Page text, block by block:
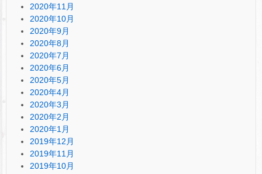
2020年11月
2020年10月
2020年9月
2020年8月
2020年7月
2020年6月
2020年5月
2020年4月
2020年3月
2020年2月
2020年1月
2019年12月
2019年11月
2019年10月